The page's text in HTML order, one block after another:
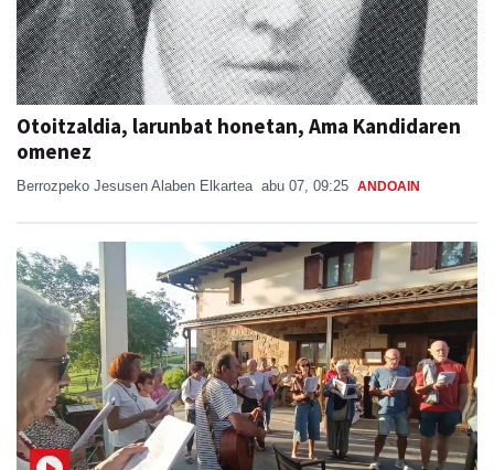
Otoitzaldia, larunbat honetan, Ama Kandidaren
omenez
Berrozpeko Jesusen Alaben Elkartea abu 07, 09:25 ANDOAIN